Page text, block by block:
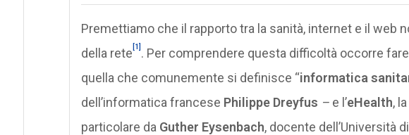
Premettiamo che il rapporto tra la sanità, internet e il web
della rete [1] . Per comprendere questa difficoltà occorre
quella che comunemente si definisce “informatica
dell’informatica francese Philippe Dreyfus – e l’eHealth,
particolare da Guther Eysenbach, docente dell’Università